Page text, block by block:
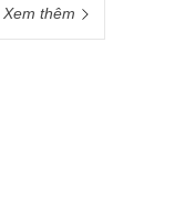
Xem thêm